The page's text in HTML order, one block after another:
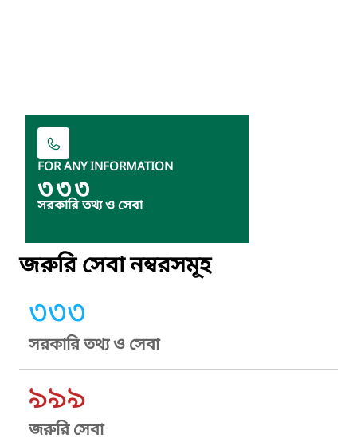
FOR ANY INFORMATION
৩৩৩
সরকারি তথ্য ও সেবা
জরুরি সেবা নম্বরসমূহ
৩৩৩
সরকারি তথ্য ও সেবা
৯৯৯
জরুরি সেবা